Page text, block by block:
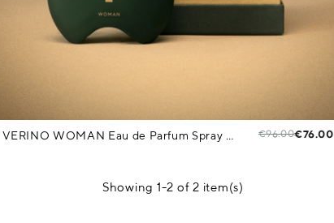
VERINO WOMAN Eau de Parfum Spray 85 ml €96.00€76.00
Showing 1-2 of 2 item(s)